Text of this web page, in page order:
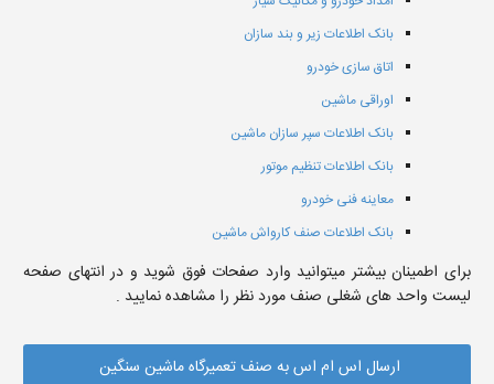
بانک اطلاعات زیر و بند سازان
اتاق سازی خودرو
اوراقی ماشین
بانک اطلاعات سپر سازان ماشین
بانک اطلاعات تنظیم موتور
معاینه فنی خودرو
بانک اطلاعات صنف کارواش ماشین
برای اطمینان بیشتر میتوانید وارد صفحات فوق شوید و در انتهای صفحه
لیست واحد های شغلی صنف مورد نظر را مشاهده نمایید .
ارسال اس ام اس به صنف تعمیرگاه ماشین سنگین